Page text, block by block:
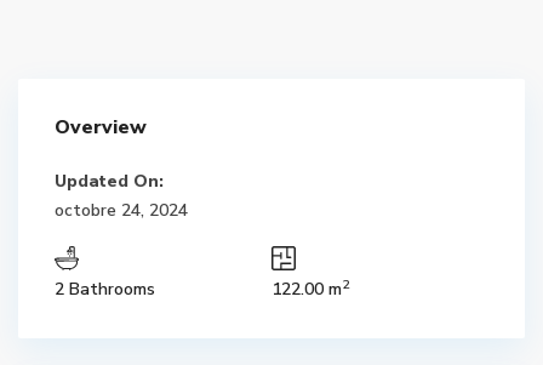
Overview
Updated On:
octobre 24, 2024
2 Bathrooms 122.00 m2